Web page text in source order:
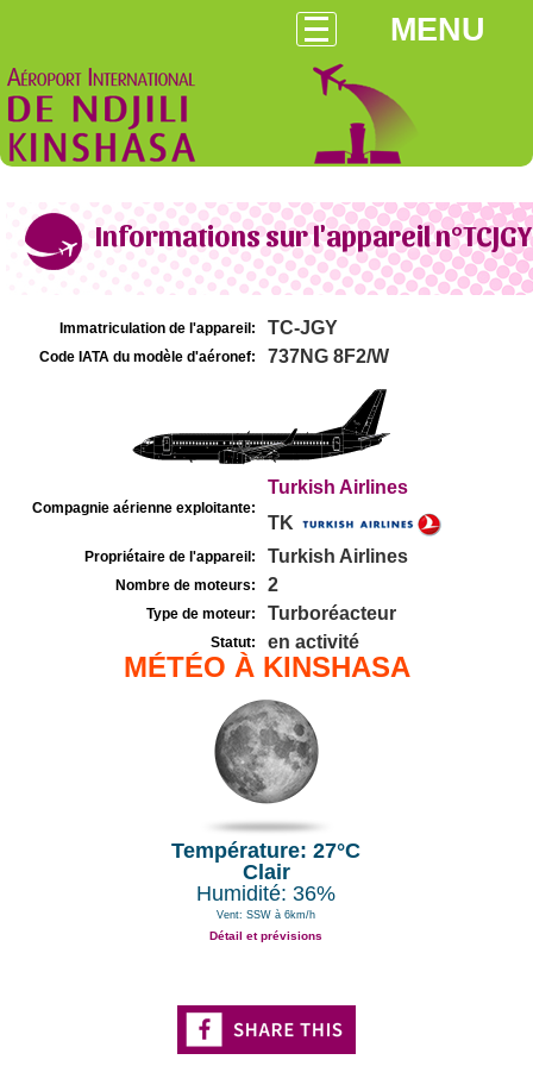
MENU
Informations sur l'appareil n°TCJGY
Immatriculation de l'appareil: TC-JGY
Code IATA du modèle d'aéronef: 737NG 8F2/W
Compagnie aérienne exploitante:
Turkish Airlines
TK
Propriétaire de l'appareil: Turkish Airlines
Nombre de moteurs: 2
Type de moteur: Turboréacteur
Statut: en activité
MÉTÉO À KINSHASA
Température: 27°C
Clair
Humidité: 36%
Vent: SSW à 6km/h
Détail et prévisions